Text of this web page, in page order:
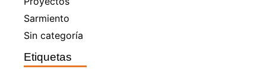
Sarmiento
Sin categoría
Etiquetas